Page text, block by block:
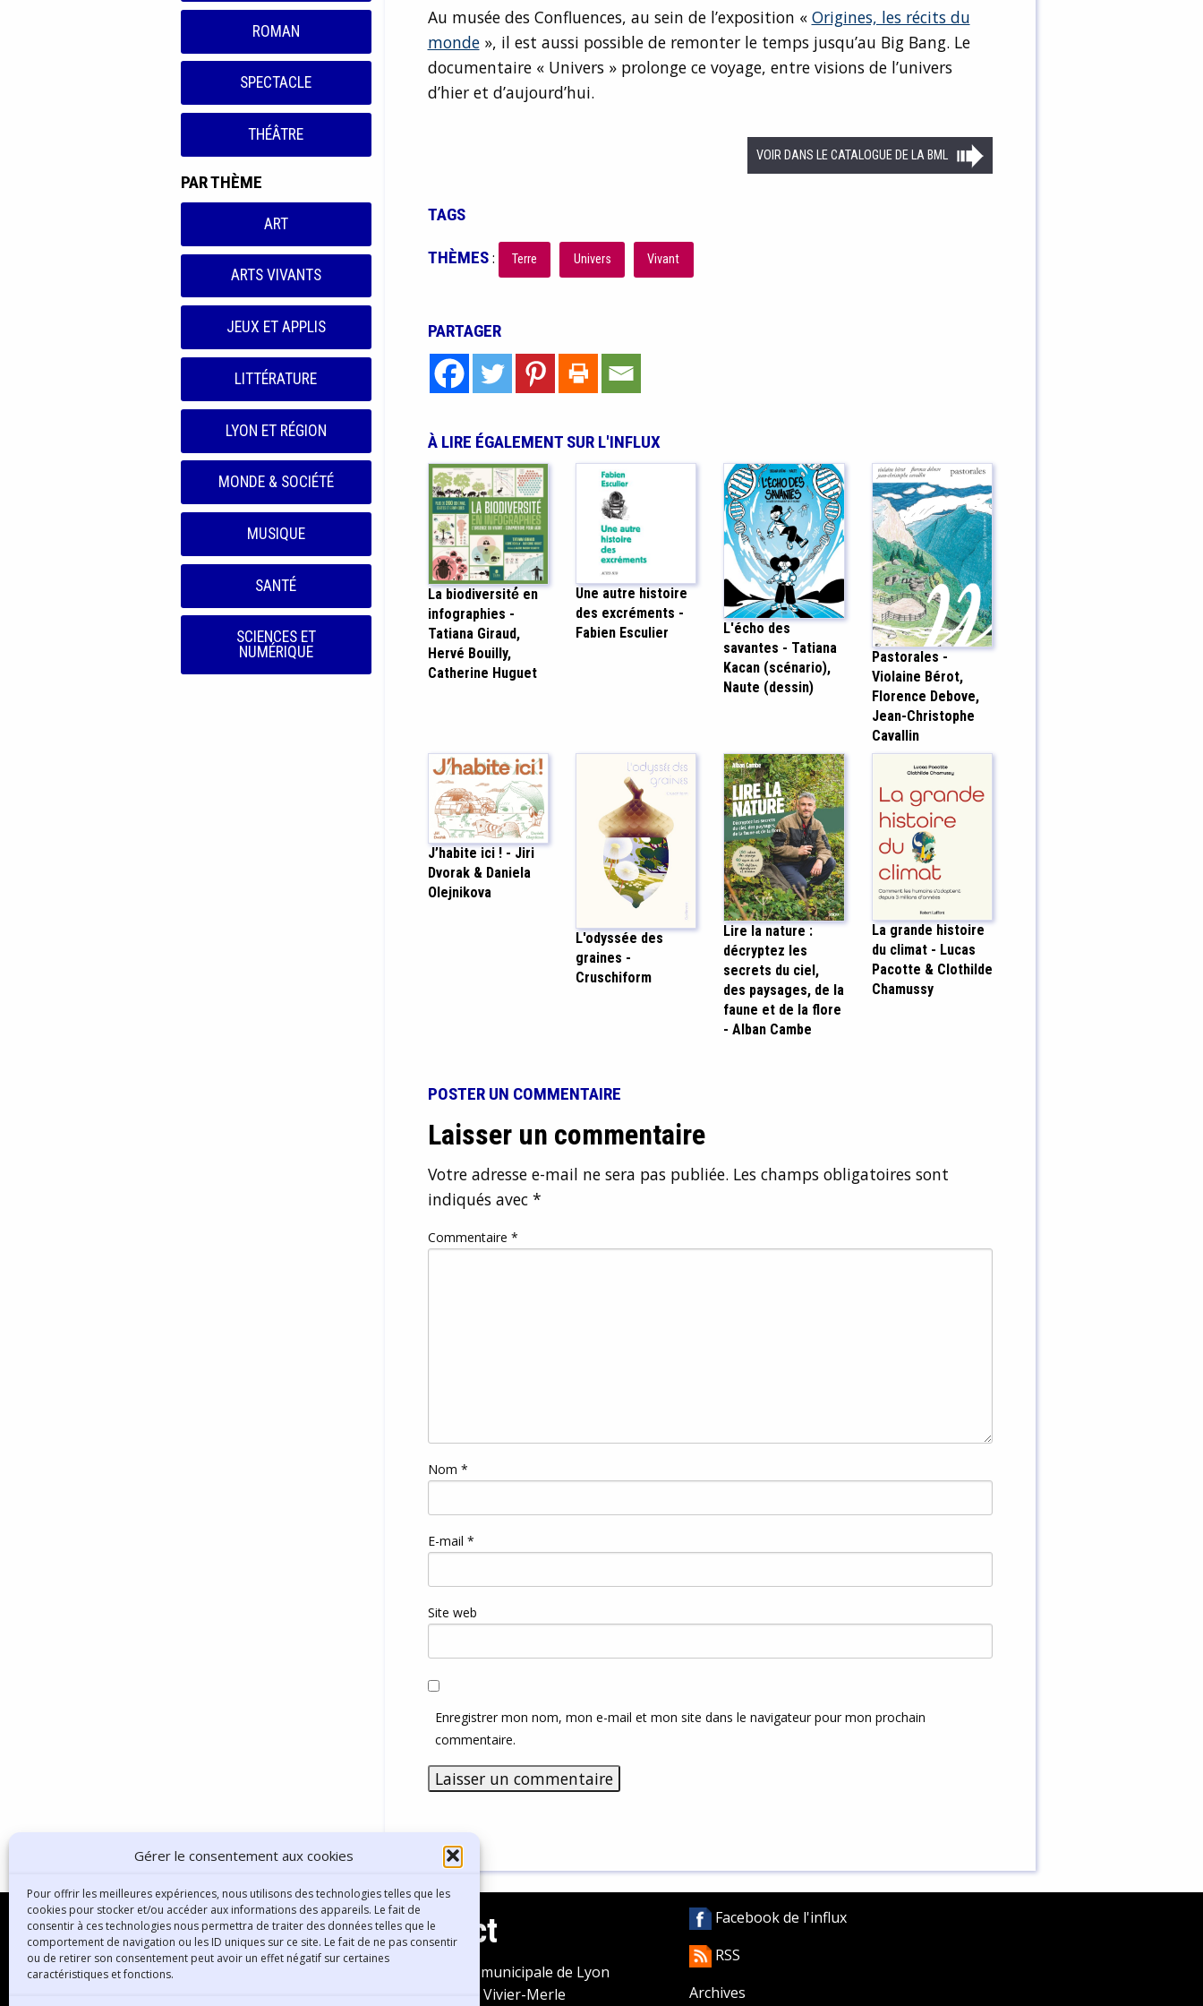
Gérer le consentement aux cookies
Pour offrir les meilleures expériences, nous utilisons des technologies telles que les
cookies pour stocker et/ou accéder aux informations des appareils. Le fait de
consentir à ces technologies nous permettra de traiter des données telles que le
comportement de navigation ou les ID uniques sur ce site. Le fait de ne pas consentir
ou de retirer son consentement peut avoir un effet négatif sur certaines
caractéristiques et fonctions.
ROMAN
SPECTACLE
THÉÂTRE
PAR THÈME
ART
ARTS VIVANTS
JEUX ET APPLIS
LITTÉRATURE
LYON ET RÉGION
MONDE & SOCIÉTÉ
MUSIQUE
SANTÉ
SCIENCES ET
NUMÉRIQUE
Au musée des Confluences, au sein de l’exposition « Origines, les récits du
monde», il est aussi possible de remonter le temps jusqu’au Big Bang. Le
documentaire « Univers » prolonge ce voyage, entre visions de l’univers
d’hier et d’aujourd’hui.
VOIR DANS LE CATALOGUE DE LA BML
TAGS
THÈMES: Terre Univers Vivant
PARTAGER
À LIRE ÉGALEMENT SUR L'INFLUX
La biodiversité́ en
infographies -
Tatiana Giraud,
Hervé Bouilly,
Catherine Huguet
Une autre histoire
des excréments -
Fabien Esculier
L'écho des
savantes - Tatiana
Kacan (scénario),
Naute (dessin)
Pastorales -
Violaine Bérot,
Florence Debove,
Jean-Christophe
Cavallin
J’habite ici ! - Jiri
Dvorak & Daniela
Olejnikova
L'odyssée des
graines -
Cruschiform
Lire la nature :
décryptez les
secrets du ciel,
des paysages, de la
faune et de la flore
- Alban Cambe
La grande histoire
du climat - Lucas
Pacotte & Clothilde
Chamussy
POSTER UN COMMENTAIRE
Laisser un commentaire
Votre adresse e-mail ne sera pas publiée. Les champs obligatoires sont
indiqués avec *
Commentaire *
Nom *
E-mail *
Site web
Enregistrer mon nom, mon e-mail et mon site dans le navigateur pour mon prochain
commentaire.
Contact
Bibliothèque municipale de Lyon
30 Boulevard Vivier-Merle
Facebook de l'influx
RSS
Archives